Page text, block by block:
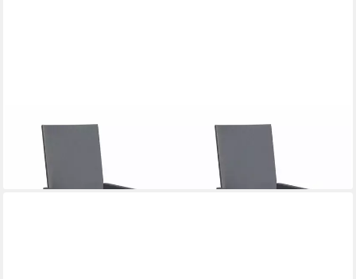
GRASEKAMP
Gartenstuhl Hochlehner-Set Sol Premium 2 Stk.
729,99 €
lieferbar - in 6-7 Werktagen bei dir